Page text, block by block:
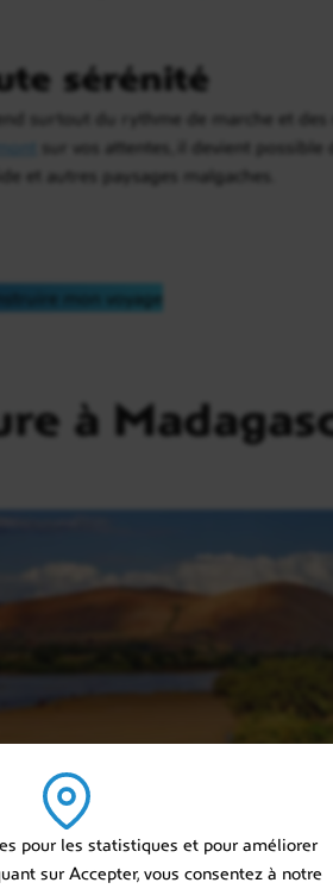
pour les statistiques et pour améliorer
sur Accepter, vous consentez à notre
sérénité
surtout du rythme de marche et des
sur vos attentes, il devient
et autres paysages malgaches.
mon voyage
à